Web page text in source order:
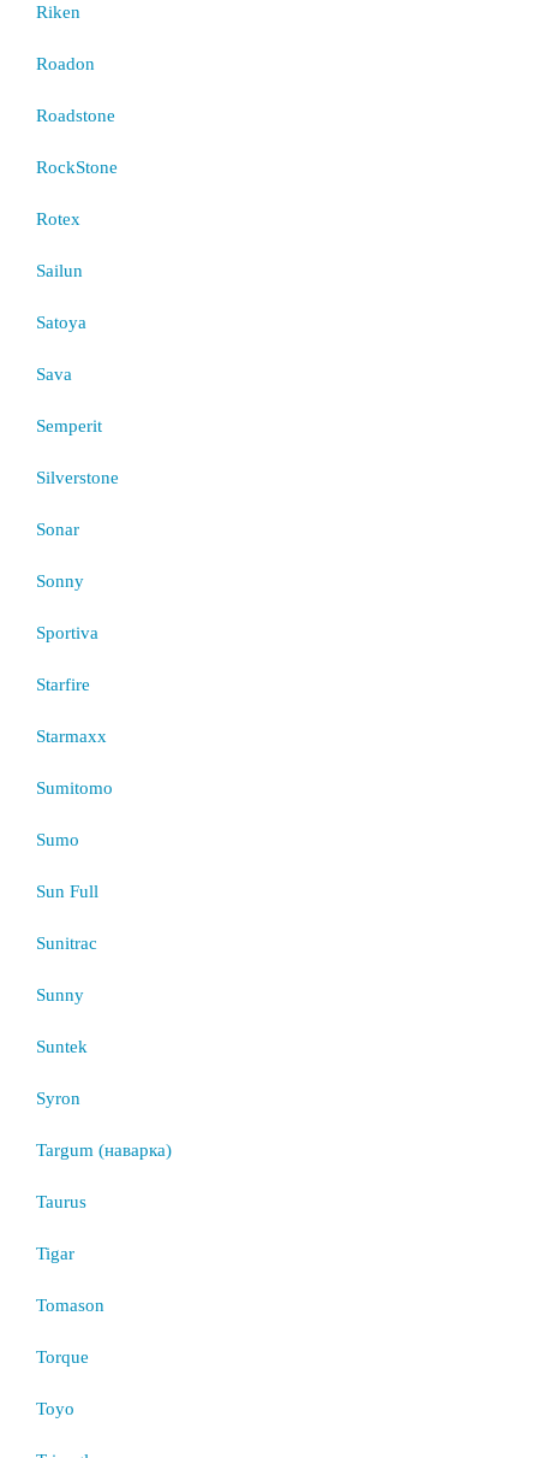
Riken
Roadon
Roadstone
RockStone
Rotex
Sailun
Satoya
Sava
Semperit
Silverstone
Sonar
Sonny
Sportiva
Starfire
Starmaxx
Sumitomo
Sumo
Sun Full
Sunitrac
Sunny
Suntek
Syron
Targum (наварка)
Taurus
Tigar
Tomason
Torque
Toyo